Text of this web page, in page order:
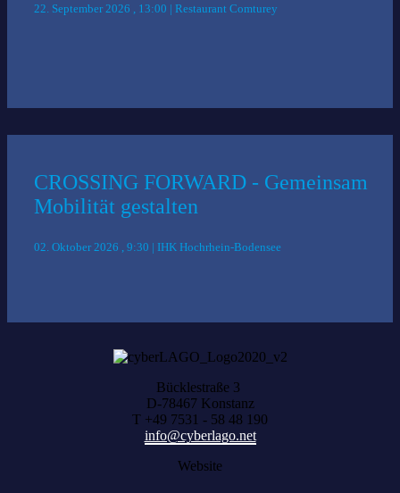
22. September 2026 , 13:00 | Restaurant Comturey
CROSSING FORWARD - Gemeinsam
Mobilität gestalten
02. Oktober 2026 , 9:30 | IHK Hochrhein-Bodensee
Bücklestraße 3
D-78467 Konstanz
T +49 7531 - 58 48 190
info@cyberlago.net
Website